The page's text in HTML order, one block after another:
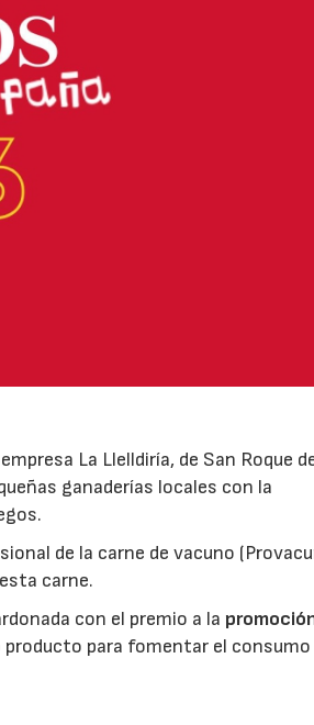
La Llelldiría, de San Roque
ganaderías locales con la
de la carne de vacuno
carne.
con el premio a la
para fomentar el consumo